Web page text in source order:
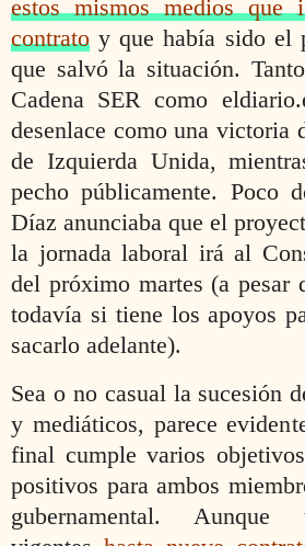
estos mismos medios que
contrato y que había sido el
que salvó la situación.
Cadena SER como
desenlace como una victoria
de Izquierda Unida,
pecho públicamente. Poco
Díaz anunciaba que el
la jornada laboral irá al
del próximo martes (a pesar
todavía si tiene los apoyos
sacarlo adelante).
Sea o no casual la sucesión
y mediáticos, parece
final cumple varios
positivos para ambos
gubernamental. Aunque